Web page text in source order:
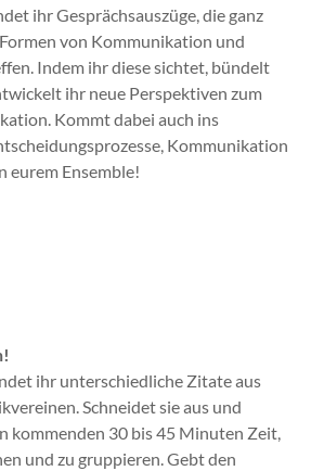
ihr Gesprächsauszüge, die ganz
von Kommunikation und
Indem ihr diese sichtet, bündelt
ihr neue Perspektiven zum
Kommt dabei auch ins
Kommunikation
eurem Ensemble!
ihr unterschiedliche Zitate aus
Schneidet sie aus und
kommenden 30 bis 45 Minuten Zeit,
und zu gruppieren. Gebt den